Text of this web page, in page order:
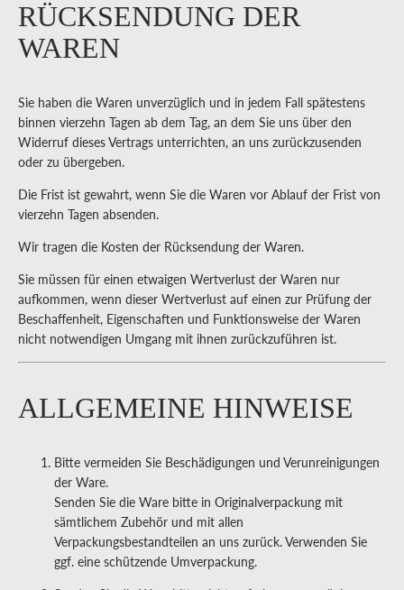
RÜCKSENDUNG DER
WAREN
Sie haben die Waren unverzüglich und in jedem Fall spätestens
binnen vierzehn Tagen ab dem Tag, an dem Sie uns über den
Widerruf dieses Vertrags unterrichten, an uns zurückzusenden
oder zu übergeben.
Die Frist ist gewahrt, wenn Sie die Waren vor Ablauf der Frist von
vierzehn Tagen absenden.
Wir tragen die Kosten der Rücksendung der Waren.
Sie müssen für einen etwaigen Wertverlust der Waren nur
aufkommen, wenn dieser Wertverlust auf einen zur Prüfung der
Beschaffenheit, Eigenschaften und Funktionsweise der Waren
nicht notwendigen Umgang mit ihnen zurückzuführen ist.
ALLGEMEINE HINWEISE
Bitte vermeiden Sie Beschädigungen und Verunreinigungen
der Ware.
Senden Sie die Ware bitte in Originalverpackung mit
sämtlichem Zubehör und mit allen
Verpackungsbestandteilen an uns zurück. Verwenden Sie
ggf. eine schützende Umverpackung.